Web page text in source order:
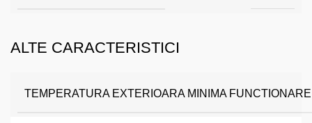
ALTE CARACTERISTICI
TEMPERATURA EXTERIOARA MINIMA